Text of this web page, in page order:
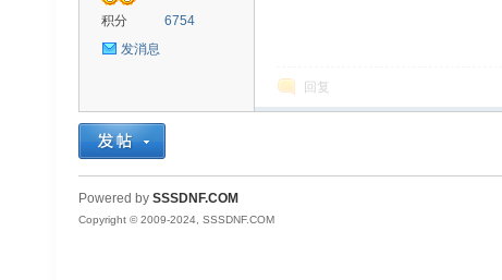
积分
6754
发消息
回复
Powered by SSSDNF.COM
Copyright © 2009-2024, SSSDNF.COM